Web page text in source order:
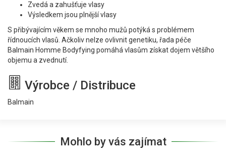
Zvedá a zahušťuje vlasy
Výsledkem jsou plnější vlasy
S přibývajícím věkem se mnoho mužů potýká s problémem
řídnoucích vlasů. Ačkoliv nelze ovlivnit genetiku, řada péče
Balmain Homme Bodyfying pomáhá vlasům získat dojem většího
objemu a zvednutí.
Výrobce / Distribuce
Balmain
Mohlo by vás zajímat